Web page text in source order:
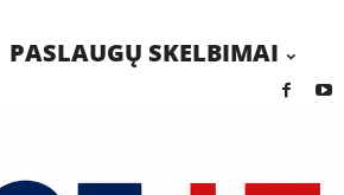
PASLAUGŲ SKELBIMAI